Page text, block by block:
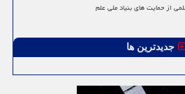
از حمایت های بنیاد ملی علم
جدیدترین ها